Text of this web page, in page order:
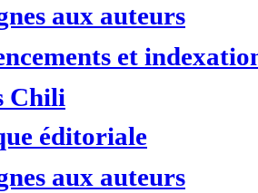
aux auteurs
et
Chili
éditoriale
aux auteurs